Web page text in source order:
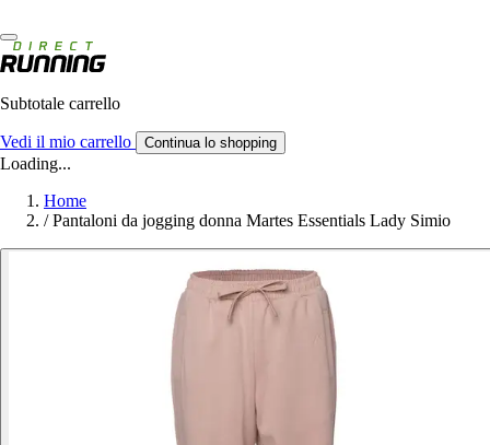
Subtotale carrello
Vedi il mio carrello Continua lo shopping
Loading...
Home
/ Pantaloni da jogging donna Martes Essentials Lady Simio